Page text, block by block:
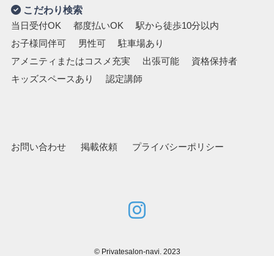
こだわり検索
当日受付OK 都度払いOK
駅から徒歩10分以内
お子様同伴可
男性可
駐車場あり
アメニティまたはコスメ充実
出張可能
資格保持者
キッズスペースあり
認定講師
お問い合わせ 掲載依頼 プライバシーポリシー
©Privatesalon-navi. 2023